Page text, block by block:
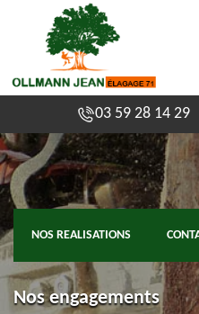
03 59 28 14 29
NOS REALISATIONS
Nos engagements